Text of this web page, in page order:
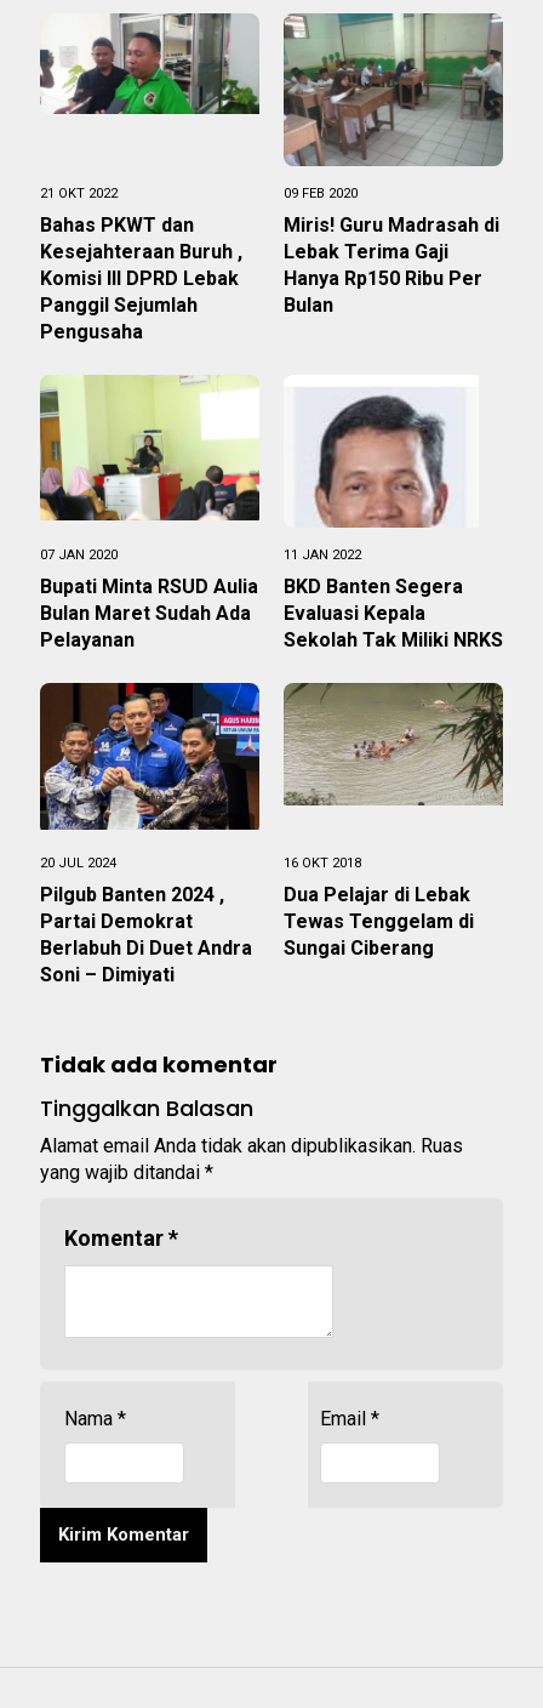
21 OKT 2022
Bahas PKWT dan
Kesejahteraan Buruh ,
Komisi III DPRD Lebak
Panggil Sejumlah
Pengusaha
09 FEB 2020
Miris! Guru Madrasah di
Lebak Terima Gaji
Hanya Rp150 Ribu Per
Bulan
07 JAN 2020
Bupati Minta RSUD Aulia
Bulan Maret Sudah Ada
Pelayanan
11 JAN 2022
BKD Banten Segera
Evaluasi Kepala
Sekolah Tak Miliki NRKS
20 JUL 2024
Pilgub Banten 2024 ,
Partai Demokrat
Berlabuh Di Duet Andra
Soni – Dimiyati
16 OKT 2018
Dua Pelajar di Lebak
Tewas Tenggelam di
Sungai Ciberang
Tidak ada komentar
Tinggalkan Balasan
Alamat email Anda tidak akan dipublikasikan. Ruas
yang wajib ditandai *
Komentar*
Nama * Email *